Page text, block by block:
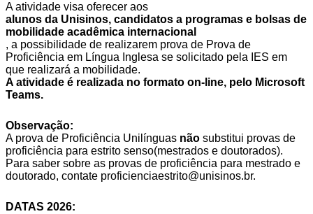
A atividade visa oferecer aos
alunos da Unisinos, candidatos a programas e bolsas de
mobilidade acadêmica internacional
, a possibilidade de realizarem prova de Prova de
Proficiência em Língua Inglesa se solicitado pela IES em
que realizará a mobilidade.
A atividade é realizada no formato on-line, pelo Microsoft
Teams.
Observação:
A prova de Proficiência Unilínguas não substitui provas de
proficiência para estrito senso(mestrados e doutorados).
Para saber sobre as provas de proficiência para mestrado e
doutorado, contate proficienciaestrito@unisinos.br.
DATAS 2026: